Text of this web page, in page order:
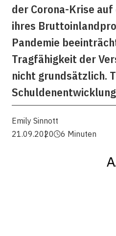
der Corona-Krise
ihres
Pandemie
Tragfähigkeit der
nicht grundsätzlich.
Emily Sinnott
21.09.2020
6 Minuten